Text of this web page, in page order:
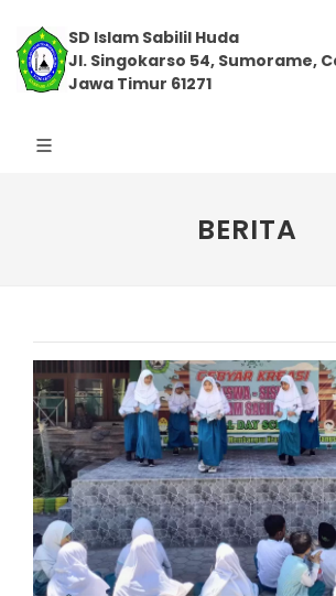
SD Islam Sabilil Huda
Jl. Singokarso 54, Sumorame,
Jawa Timur 61271
BERITA